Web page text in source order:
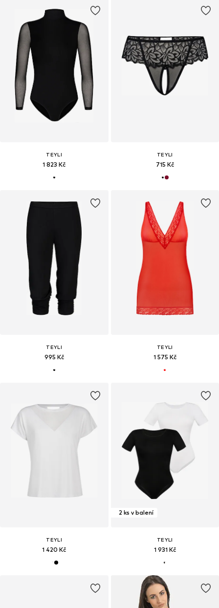
TEYLI
1 823 Kč
TEYLI
715 Kč
TEYLI
995 Kč
TEYLI
1 575 Kč
TEYLI
1 420 Kč
2 ks v balení
TEYLI
1 931 Kč